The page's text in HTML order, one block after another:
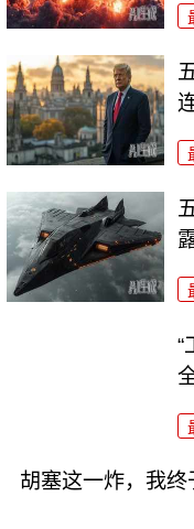
“
胡塞这一炸，我